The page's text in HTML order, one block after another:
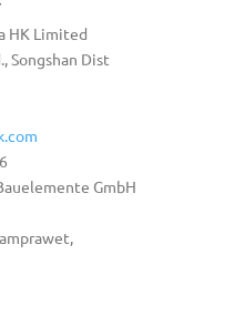
HK Limited
Songshan Dist
GmbH